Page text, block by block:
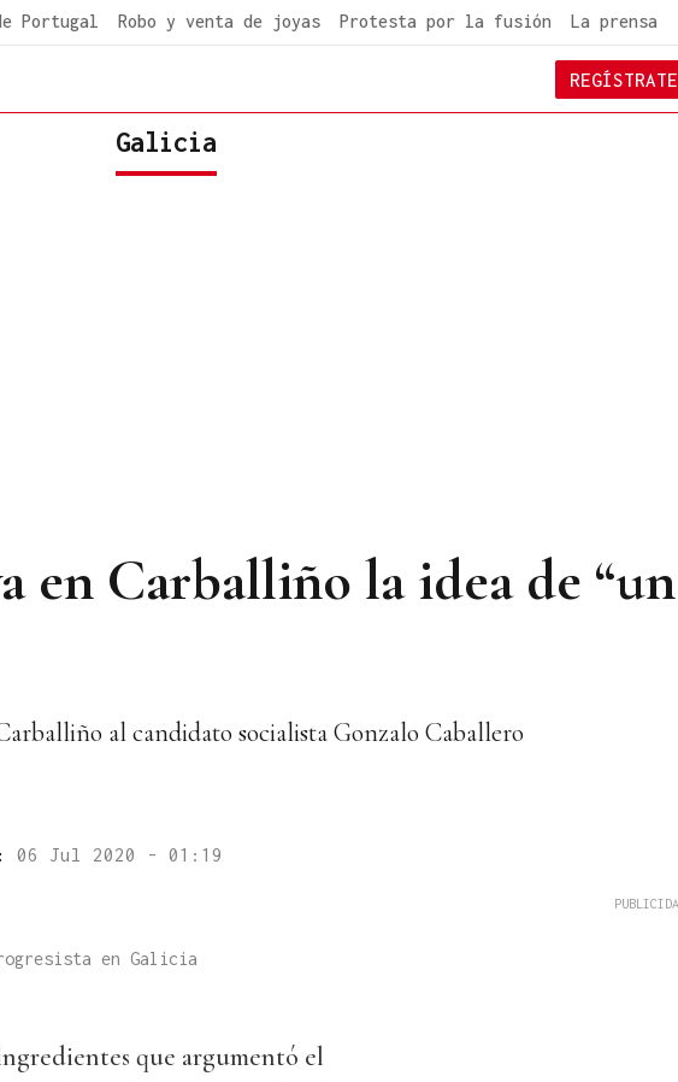
Portugal Robo y venta de joyas Protesta por la fusión La prensa
REGÍSTRATE
Galicia
en Carballiño la idea de “un
al candidato socialista Gonzalo Caballero
06 Jul 2020 - 01:19
en Galicia
que argumentó el